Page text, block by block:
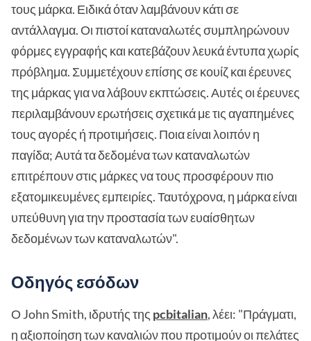
τους μάρκα. Ειδικά όταν λαμβάνουν κάτι σε
αντάλλαγμα. Οι πιστοί καταναλωτές συμπληρώνουν
φόρμες εγγραφής και κατεβάζουν λευκά έντυπα χωρίς
πρόβλημα. Συμμετέχουν επίσης σε κουίζ και έρευνες
της μάρκας για να λάβουν εκπτώσεις. Αυτές οι έρευνες
περιλαμβάνουν ερωτήσεις σχετικά με τις αγαπημένες
τους αγορές ή προτιμήσεις. Ποια είναι λοιπόν η
παγίδα; Αυτά τα δεδομένα των καταναλωτών
επιτρέπουν στις μάρκες να τους προσφέρουν πιο
εξατομικευμένες εμπειρίες. Ταυτόχρονα, η μάρκα είναι
υπεύθυνη για την προστασία των ευαίσθητων
δεδομένων των καταναλωτών".
Οδηγός εσόδων
Ο John Smith, ιδρυτής της pcbitalian, λέει: "Πράγματι,
η αξιοποίηση των καναλιών που προτιμούν οι πελάτες